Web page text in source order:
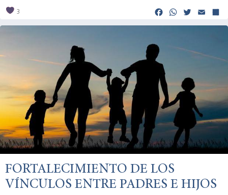
3 Facebook
FORTALECIMIENTO DE LOS
VÍNCULOS ENTRE PADRES E HIJOS